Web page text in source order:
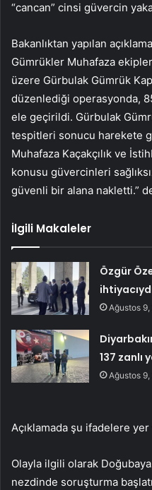
“cancan” cinsi güvercin
Bakanlıktan yapılan
Gümrükler Muhafaza
üzere Gürbulak Gümrük
düzenlediği operasyonda,
ele geçirildi. Gürbulak
tespitleri sonucu harekete
Muhafaza Kaçakçılık ve
konusu güvercinleri
güvenli bir alana nakletti.”
İlgili Makaleler
Özgür
Ağustos
137 zanlı
Ağustos
Açıklamada şu ifadelere
Olayla ilgili olarak
nezdinde soruşturma